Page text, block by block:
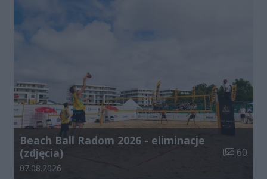
Beach Ball Radom 2026 - eliminacje
(zdjęcia)
Liczba
60
Data dodania galerii:
07.08.2026